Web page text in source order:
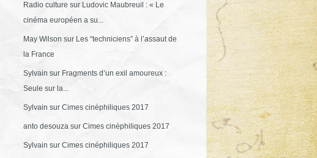
Radio culture sur Ludovic Maubreuil : « Le
cinéma européen a su...
May Wilson sur Les “techniciens” à l’assaut de
la France
Sylvain sur Fragments d’un exil amoureux :
Seule sur la...
Sylvain sur Cimes cinéphiliques 2017
anto desouzasur Cimes cinéphiliques 2017
Sylvain sur Cimes cinéphiliques 2017